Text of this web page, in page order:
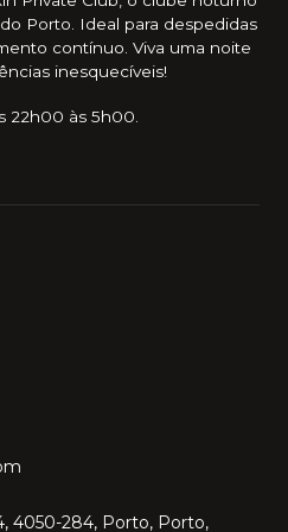
Porto. Ideal para despedidas
contínuo. Viva uma noite
inesquecíveis!
22h00 às 5h00.
4050-284, Porto, Porto,